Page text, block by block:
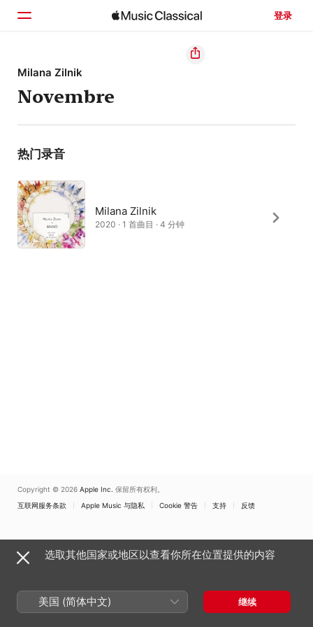
登录
主页
浏览
搜索
Milana Zilnik
Novembre
热门录音
Milana Zilnik
2020 · 1 首曲目 · 4 分钟
Copyright © 2026 Apple Inc. 保留所有权利。
互联网服务条款
Apple Music 与隐私 Cookie 警告 支持 反馈
选取其他国家或地区以查看你所在位置提供的内容
美国 (简体中文) 继续